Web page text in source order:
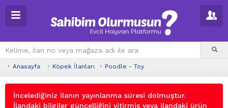
Anasayfa Köpek İlanları Poodle - Toy
İncelediğiniz ilanın yayınlanma süresi dolmuştur.
İlandaki bilgiler güncelliğini yitirmiş veya ilandaki ürün